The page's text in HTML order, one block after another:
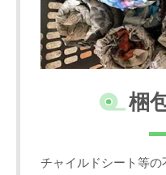
梱
チャイルドシート等の